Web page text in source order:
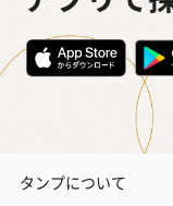
タンプについて